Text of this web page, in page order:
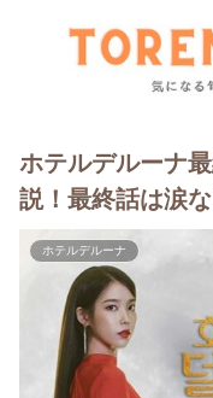
ホテルデルーナ
説！最終話は涙
ホテルデルーナ